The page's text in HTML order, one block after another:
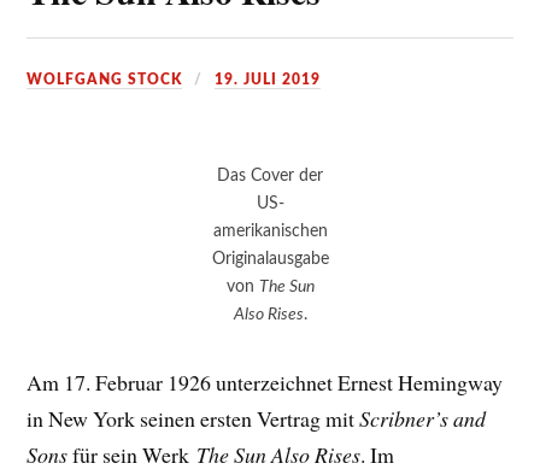
WOLFGANG STOCK 19. JULI 2019
Das Cover der
US-
amerikanischen
Originalausgabe
von The Sun
Also Rises.
Am 17. Februar 1926 unterzeichnet Ernest Hemingway
in New York seinen ersten Vertrag mitScribner’s and
Sonsfür sein Werk The Sun Also Rises. Im